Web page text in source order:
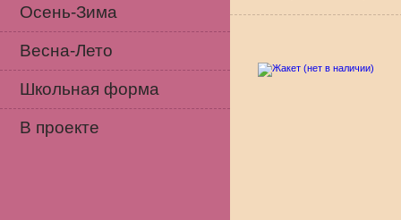
Осень-Зима
Весна-Лето
Школьная форма
В проекте